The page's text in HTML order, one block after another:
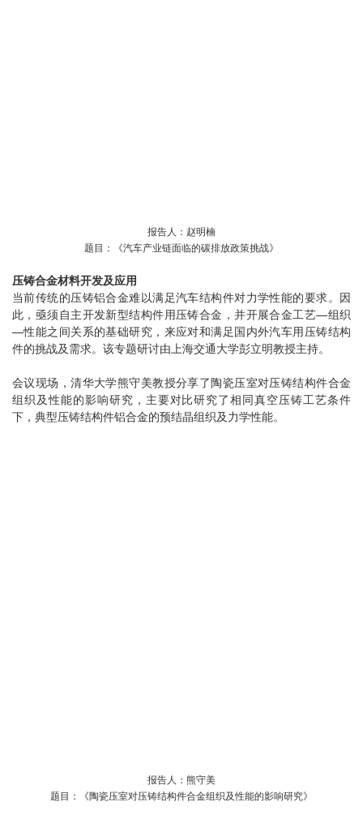
报告人：赵明楠
题目：《汽车产业链面临的碳排放政策挑战》
压铸合金材料开发及应用
当前传统的压铸铝合金难以满足汽车结构件对力学性能的要求。因
此，亟须自主开发新型结构件用压铸合金，并开展合金工艺—组织
—性能之间关系的基础研究，来应对和满足国内外汽车用压铸结构
件的挑战及需求。该专题研讨由上海交通大学彭立明教授主持。
会议现场，清华大学熊守美教授分享了陶瓷压室对压铸结构件合金
组织及性能的影响研究，主要对比研究了相同真空压铸工艺条件
下，典型压铸结构件铝合金的预结晶组织及力学性能。
报告人：熊守美
题目：《陶瓷压室对压铸结构件合金组织及性能的影响研究》